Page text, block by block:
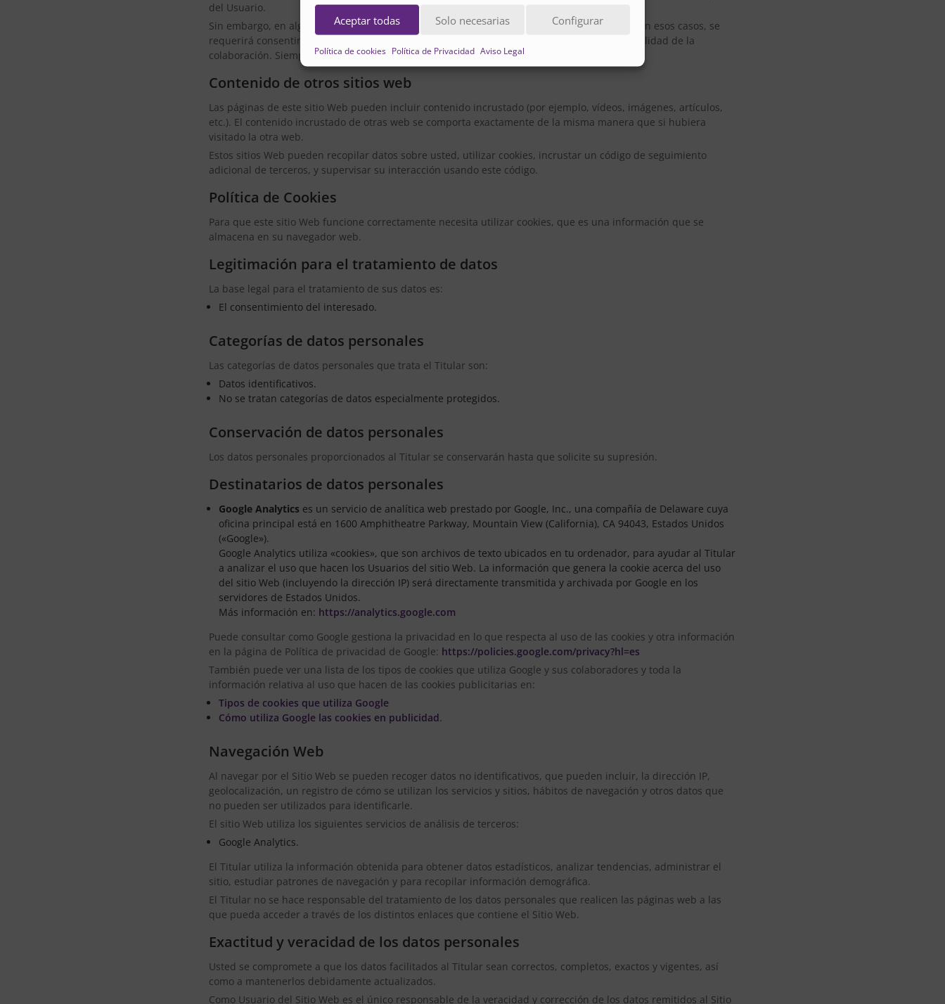
Aceptar todas Solo necesarias Configurar
Política de cookies Política de Privacidad Aviso Legal
del Usuario.
Sin embargo, en algunos casos se pueden realizar colaboraciones con otros profesionales, en esos casos, se
requerirá consentimiento al Usuario informando sobre la identidad del colaborador y la finalidad de la
colaboración. Siempre se realizará con los más estrictos estándares de seguridad.
Contenido de otros sitios web
Las páginas de este sitio Web pueden incluir contenido incrustado (por ejemplo, vídeos, imágenes, artículos,
etc.). El contenido incrustado de otras web se comporta exactamente de la misma manera que si hubiera
visitado la otra web.
Estos sitios Web pueden recopilar datos sobre usted, utilizar cookies, incrustar un código de seguimiento
adicional de terceros, y supervisar su interacción usando este código.
Política de Cookies
Para que este sitio Web funcione correctamente necesita utilizar cookies, que es una información que se
almacena en su navegador web.
Legitimación para el tratamiento de datos
La base legal para el tratamiento de sus datos es:
El consentimiento del interesado.
Categorías de datos personales
Las categorías de datos personales que trata el Titular son:
Datos identificativos.
No se tratan categorías de datos especialmente protegidos.
Conservación de datos personales
Los datos personales proporcionados al Titular se conservarán hasta que solicite su supresión.
Destinatarios de datos personales
Google Analytics es un servicio de analítica web prestado por Google, Inc., una compañía de Delaware cuya
oficina principal está en 1600 Amphitheatre Parkway, Mountain View (California), CA 94043, Estados Unidos
(«Google»).
Google Analytics utiliza «cookies», que son archivos de texto ubicados en tu ordenador, para ayudar al Titular
a analizar el uso que hacen los Usuarios del sitio Web. La información que genera la cookie acerca del uso
del sitio Web (incluyendo la dirección IP) será directamente transmitida y archivada por Google en los
servidores de Estados Unidos.
Más información en: https://analytics.google.com
Puede consultar como Google gestiona la privacidad en lo que respecta al uso de las cookies y otra información
en la página de Política de privacidad de Google: https://policies.google.com/privacy?hl=es
También puede ver una lista de los tipos de cookies que utiliza Google y sus colaboradores y toda la
información relativa al uso que hacen de las cookies publicitarias en:
Tipos de cookies que utiliza Google
Cómo utiliza Google las cookies en publicidad.
Navegación Web
Al navegar por el Sitio Web se pueden recoger datos no identificativos, que pueden incluir, la dirección IP,
geolocalización, un registro de cómo se utilizan los servicios y sitios, hábitos de navegación y otros datos que
no pueden ser utilizados para identificarle.
El sitio Web utiliza los siguientes servicios de análisis de terceros:
Google Analytics.
El Titular utiliza la información obtenida para obtener datos estadísticos, analizar tendencias, administrar el
sitio, estudiar patrones de navegación y para recopilar información demográfica.
El Titular no se hace responsable del tratamiento de los datos personales que realicen las páginas web a las
que pueda acceder a través de los distintos enlaces que contiene el Sitio Web.
Exactitud y veracidad de los datos personales
Usted se compromete a que los datos facilitados al Titular sean correctos, completos, exactos y vigentes, así
como a mantenerlos debidamente actualizados.
Como Usuario del Sitio Web es el único responsable de la veracidad y corrección de los datos remitidos al Sitio